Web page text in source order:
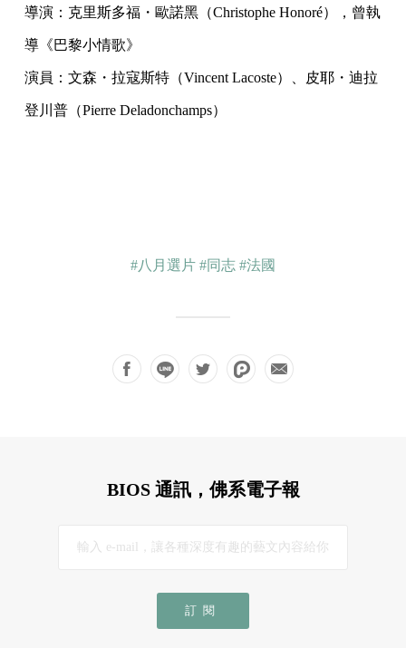
導演：克里斯多福・歐諾黑（Christophe Honoré），曾執
導《巴黎小情歌》
演員：文森・拉寇斯特（Vincent Lacoste）、皮耶・迪拉
登川普（Pierre Deladonchamps）
#八月選片 #同志 #法國
BIOS 通訊，佛系電子報
訂閱